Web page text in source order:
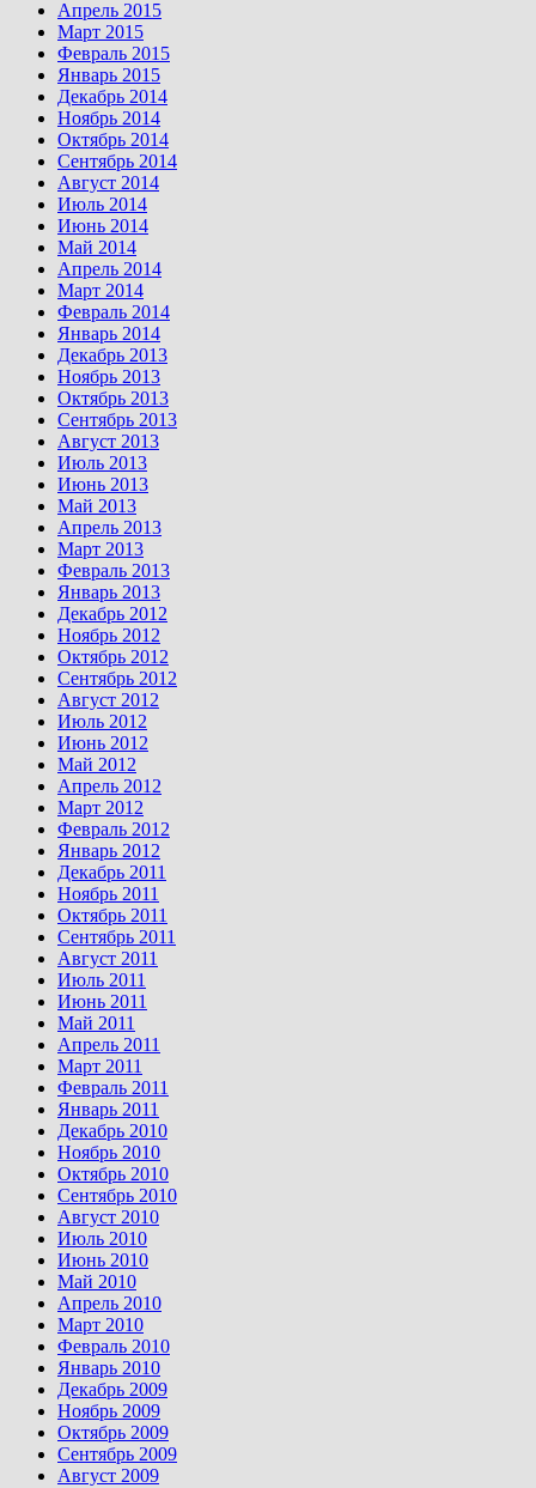
Апрель 2015
Март 2015
Февраль 2015
Январь 2015
Декабрь 2014
Ноябрь 2014
Октябрь 2014
Сентябрь 2014
Август 2014
Июль 2014
Июнь 2014
Май 2014
Апрель 2014
Март 2014
Февраль 2014
Январь 2014
Декабрь 2013
Ноябрь 2013
Октябрь 2013
Сентябрь 2013
Август 2013
Июль 2013
Июнь 2013
Май 2013
Апрель 2013
Март 2013
Февраль 2013
Январь 2013
Декабрь 2012
Ноябрь 2012
Октябрь 2012
Сентябрь 2012
Август 2012
Июль 2012
Июнь 2012
Май 2012
Апрель 2012
Март 2012
Февраль 2012
Январь 2012
Декабрь 2011
Ноябрь 2011
Октябрь 2011
Сентябрь 2011
Август 2011
Июль 2011
Июнь 2011
Май 2011
Апрель 2011
Март 2011
Февраль 2011
Январь 2011
Декабрь 2010
Ноябрь 2010
Октябрь 2010
Сентябрь 2010
Август 2010
Июль 2010
Июнь 2010
Май 2010
Апрель 2010
Март 2010
Февраль 2010
Январь 2010
Декабрь 2009
Ноябрь 2009
Октябрь 2009
Сентябрь 2009
Август 2009